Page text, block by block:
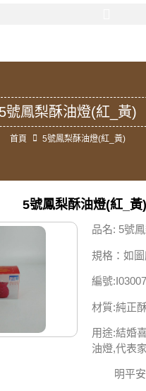
5號鳳梨酥油燈(紅_黃)
首頁 5號鳳梨酥油燈(紅_黃)
5號鳳梨酥油燈(紅_黃)
品名: 5號
規格：如
編號:I03007
材質:純正
用途:結婚
油燈,代表
明平安